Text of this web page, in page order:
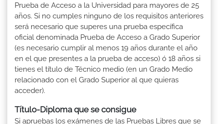
Prueba de Acceso a la Universidad para mayores de 25
años. Si no cumples ninguno de los requisitos anteriores
será necesario que superes una prueba específica
oficial denominada Prueba de Acceso a Grado Superior
(es necesario cumplir al menos 19 años durante el año
en el que presentes a la prueba de acceso) ó 18 años si
tienes el título de Técnico medio (en un Grado Medio
relacionado con el Grado Superior al que quieras
acceder).
Título-Diploma que se consigue
Si apruebas los exámenes de las Pruebas Libres que se